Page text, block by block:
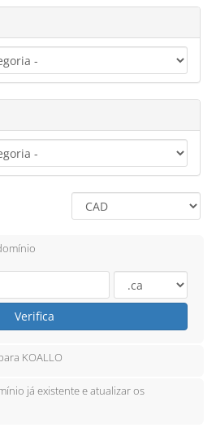
Verifica
KOALLO
já existente e atualizar os